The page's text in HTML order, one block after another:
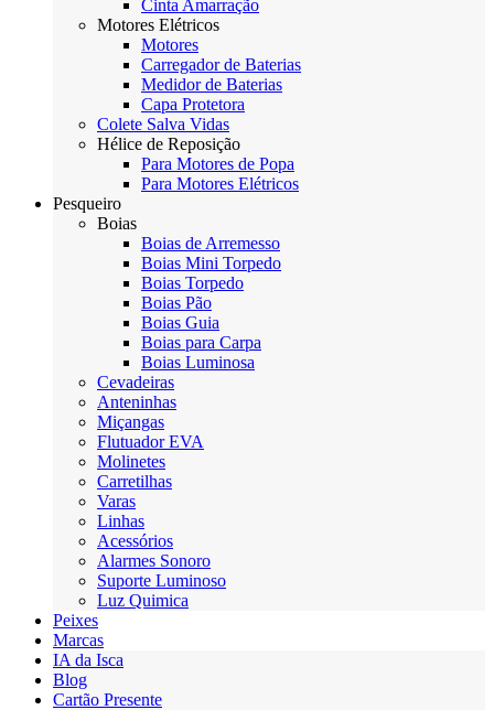
Cinta Amarração
Motores Elétricos
Motores
Carregador de Baterias
Medidor de Baterias
Capa Protetora
Colete Salva Vidas
Hélice de Reposição
Para Motores de Popa
Para Motores Elétricos
Pesqueiro
Boias
Boias de Arremesso
Boias Mini Torpedo
Boias Torpedo
Boias Pão
Boias Guia
Boias para Carpa
Boias Luminosa
Cevadeiras
Anteninhas
Miçangas
Flutuador EVA
Molinetes
Carretilhas
Varas
Linhas
Acessórios
Alarmes Sonoro
Suporte Luminoso
Luz Quimica
Peixes
Marcas
IA da Isca
Blog
Cartão Presente